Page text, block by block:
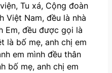
Tu xá, Cộng đoàn
Việt Nam, đều là nhà
Em, đều được gọi là
là bố mẹ, anh chị em
em mình đều thân
bố mẹ, anh chị em